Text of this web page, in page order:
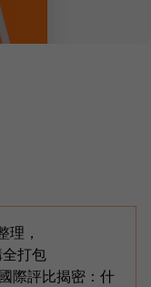
理，
打包
際評比揭密：什